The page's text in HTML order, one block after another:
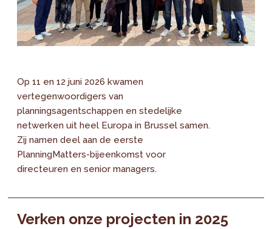
Op 11 en 12 juni 2026 kwamen
vertegenwoordigers van
planningsagentschappen en stedelijke
netwerken uit heel Europa in Brussel samen.
Zij namen deel aan de eerste
PlanningMatters-bijeenkomst voor
directeuren en senior managers.
Verken onze projecten in 2025